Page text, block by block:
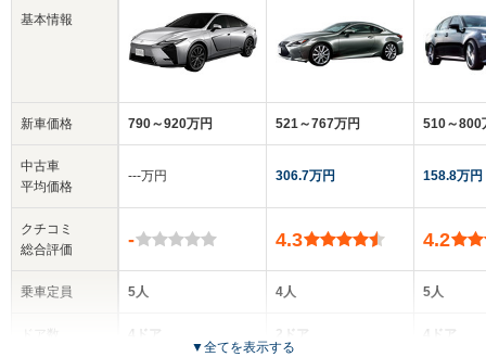
基本情報
新車価格
中古車
平均価格
クチコミ
総合評価
乗車定員
790～920万円
‐‐‐万円
-
5人
4ドア
521～767万円
306.7万円
4.3
4人
2ドア
510～800
158.8万円
4.2
5人
4ドア
▼全てを表示する